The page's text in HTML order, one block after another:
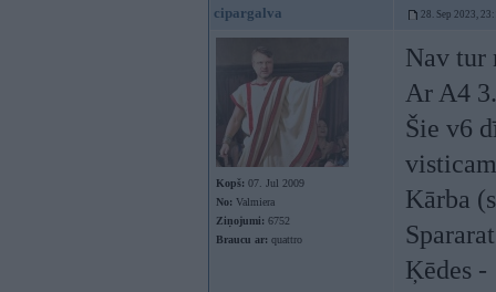
cipargalva 28. Sep 2023,
Kopš: 07. Jul 2009
No: Valmiera
Ziņojumi: 6752
Braucu ar: quattro
Nav tur
Ar A4
Šie v6
Kārba
Ķēdes -